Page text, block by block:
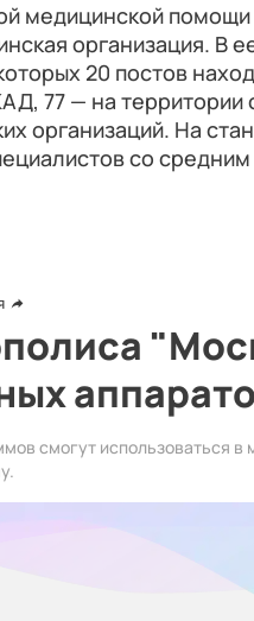
медицинской
организация. В
20 постов
77 — на территории
организаций. На
со
смогут использоваться